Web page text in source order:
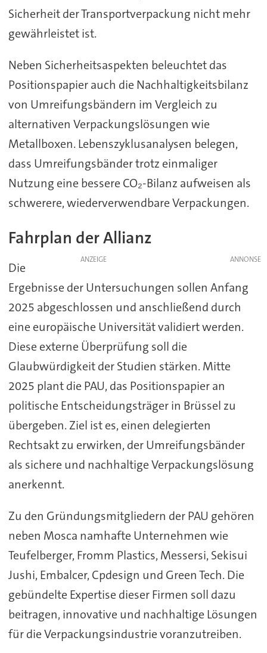
Sicherheit der Transportverpackung nicht mehr
gewährleistet ist.
Neben Sicherheitsaspekten beleuchtet das
Positionspapier auch die Nachhaltigkeitsbilanz
von Umreifungsbändern im Vergleich zu
alternativen Verpackungslösungen wie
Metallboxen. Lebenszyklusanalysen belegen,
dass Umreifungsbänder trotz einmaliger
Nutzung eine bessere CO₂-Bilanz aufweisen als
schwerere, wiederverwendbare Verpackungen.
Fahrplan der Allianz
ANZEIGE
Die
Ergebnisse der Untersuchungen sollen Anfang
2025 abgeschlossen und anschließend durch
eine europäische Universität validiert werden.
Diese externe Überprüfung soll die
Glaubwürdigkeit der Studien stärken. Mitte
2025 plant die PAU, das Positionspapier an
politische Entscheidungsträger in Brüssel zu
übergeben. Ziel ist es, einen delegierten
Rechtsakt zu erwirken, der Umreifungsbänder
als sichere und nachhaltige Verpackungslösung
anerkennt.
Zu den Gründungsmitgliedern der PAU gehören
neben Mosca namhafte Unternehmen wie
Teufelberger, Fromm Plastics, Messersi, Sekisui
Jushi, Embalcer, Cpdesign und Green Tech. Die
gebündelte Expertise dieser Firmen soll dazu
beitragen, innovative und nachhaltige Lösungen
für die Verpackungsindustrie voranzutreiben.